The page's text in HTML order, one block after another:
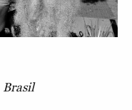
Brasil